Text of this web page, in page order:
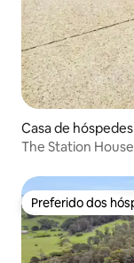
Casa de
The Station
Preferido dos
Preferido dos